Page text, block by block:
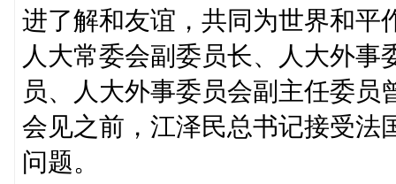
进了解和友谊，共同为世界和平
人大常委会副委员长、人大外
员、人大外事委员会副主任委
会见之前，江泽民总书记接受法
问题。